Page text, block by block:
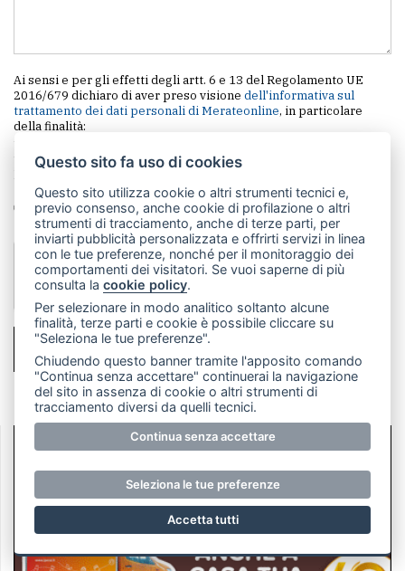
Ai sensi e per gli effetti degli artt. 6 e 13 del Regolamento UE
2016/679 dichiaro di aver preso visione dell'informativa sul
trattamento dei dati personali di Merateonline, in particolare
della finalità:
- Richiesta di contatto o richiesta di informazioni
- Pubblicazione: le informazioni contenute nel messaggio
potrebbero essere utilizzate a fini di pubblicazione
Dichiaro di aver preso visione dell'informativa
sopracitata
INVIA MESSAGGIO
Questo sito fa uso di cookies
Questo sito utilizza cookie o altri strumenti tecnici e,
previo consenso, anche cookie di profilazione o altri
strumenti di tracciamento, anche di terze parti, per
inviarti pubblicità personalizzata e offrirti servizi in linea
con le tue preferenze, nonché per il monitoraggio dei
comportamenti dei visitatori. Se vuoi saperne di più
consulta lacookie policy.
Per selezionare in modo analitico soltanto alcune
finalità, terze parti e cookie è possibile cliccare su
"Seleziona le tue preferenze".
Chiudendo questo banner tramite l'apposito comando
"Continua senza accettare" continuerai la navigazione
del sito in assenza di cookie o altri strumenti di
tracciamento diversi da quelli tecnici.
Continua senza accettare
Seleziona le tue preferenze
Accetta tutti